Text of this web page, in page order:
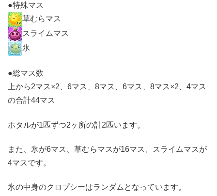
●特殊マス
草むらマス
スライムマス
氷
●総マス数
上から2マス×2、6マス、8マス、6マス、8マス×2、4マス
の合計44マス
ホタルが1匹ずつ2ヶ所の計2匹います。
また、氷が6マス、草むらマスが16マス、スライムマスが
4マスです。
氷の中身のクロプシーはランダムとなっています。